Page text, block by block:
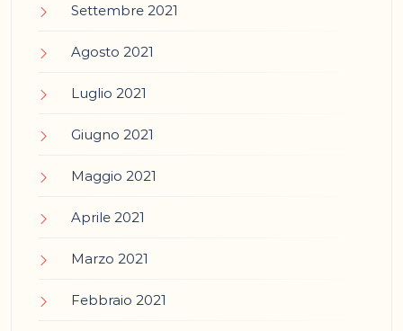
Settembre 2021
Agosto 2021
Luglio 2021
Giugno 2021
Maggio 2021
Aprile 2021
Marzo 2021
Febbraio 2021